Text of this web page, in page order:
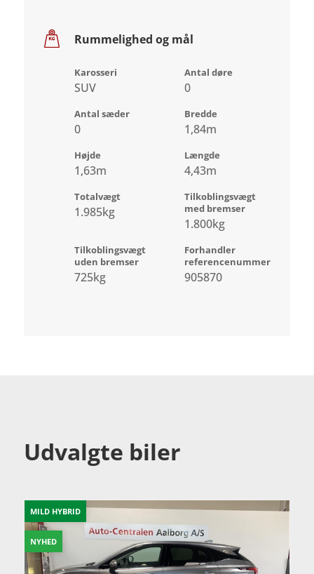
Rummelighed og mål
Karosseri
SUV
Antal døre
0
Antal sæder
0
Bredde
1,84m
Højde
1,63m
Længde
4,43m
Totalvægt
1.985kg
Tilkoblingsvægt
med bremser
1.800kg
Tilkoblingsvægt
uden bremser
725kg
Forhandler
referencenummer
905870
Udvalgte biler
MILD HYBRID
NYHED